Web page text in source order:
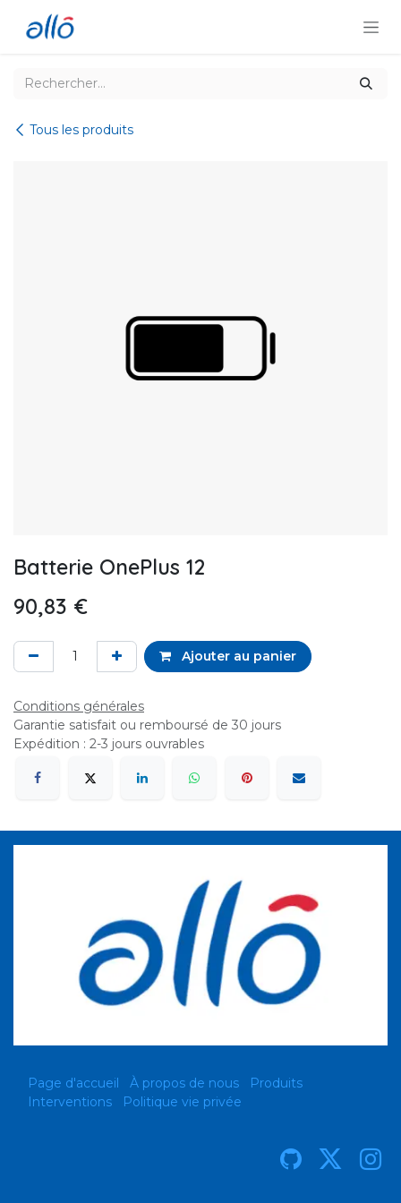
Tous les produits
Batterie OnePlus 12
90,83 €
Ajouter au panier
Conditions générales
Garantie satisfait ou remboursé de 30 jours
Expédition : 2-3 jours ouvrables
Page d'accueil À propos de nous
Produits
Interventions
Politique vie privée